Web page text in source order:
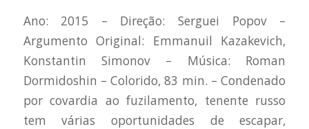
Ano: 2015 – Direção: Serguei Popov –
Argumento Original: Emmanuil Kazakevich,
Konstantin Simonov – Música: Roman
Dormidoshin – Colorido, 83 min. – Condenado
por covardia ao fuzilamento, tenente russo
tem várias oportunidades de escapar,